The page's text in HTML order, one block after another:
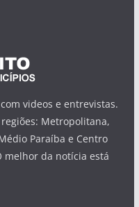
videos e entrevistas.
Metropolitana,
Paraíba e Centro
melhor da notícia está